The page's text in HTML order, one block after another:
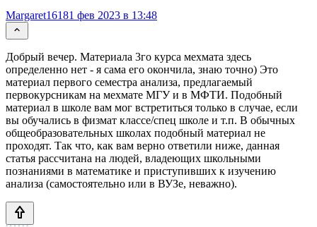
Margaret16181 фев 2023 в 13:48
Добрый вечер. Материала 3го курса мехмата здесь
определенно нет - я сама его окончила, знаю точно) Это
материал первого семестра анализа, предлагаемый
первокурсникам на мехмате МГУ и в МФТИ. Подобный
материал в школе вам мог встретиться только в случае, если
вы обучались в физмат классе/спец школе и т.п. В обычных
общеобразовательных школах подобный материал не
проходят. Так что, как вам верно ответили ниже, данная
статья рассчитана на людей, владеющих школьными
познаниями в математике и приступивших к изучению
анализа (самостоятельно или в ВУЗе, неважно).